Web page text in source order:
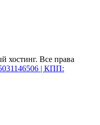
хостинг. Все права
| КПП: